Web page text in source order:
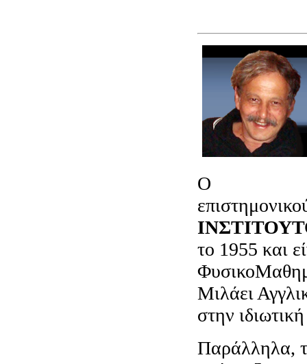
Ο
το 1955 και
Μιλάει
στην
Παράλληλα,